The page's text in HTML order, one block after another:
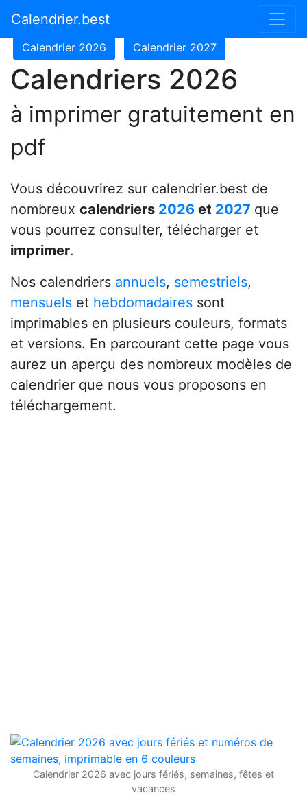
Calendrier.best
Calendrier 2024
Calendrier 2026 Calendrier 2027
Calendriers 2026
à imprimer gratuitement en
pdf
Vous découvrirez sur calendrier.best de
nombreux calendriers 2026 et 2027 que
vous pourrez consulter, télécharger et
imprimer.
Nos calendriers annuels, semestriels,
mensuels et hebdomadaires sont
imprimables en plusieurs couleurs, formats
et versions. En parcourant cette page vous
aurez un aperçu des nombreux modèles de
calendrier que nous vous proposons en
téléchargement.
Calendrier 2026 avec jours fériés, semaines, fêtes et
vacances